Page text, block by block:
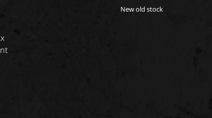
New old stock